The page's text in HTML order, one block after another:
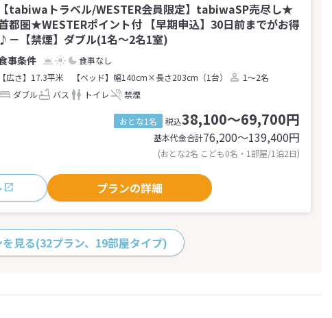
【tabiwaトラベル/WESTER会員限定】tabiwaSP売尽し★
都圏★WESTERポイント付 【早期申込】30日前までがお得
♪－【禁煙】ダブル(1名～2名1室)
食事なし
【広さ】17.3平米
【ベッド】幅140cm×長さ203cm（1台）
1～2名
ダブル
バス トイレ 禁煙
おとな1名 税込38,100～69,700円
基本代金合計76,200〜139,400円
(おとな2名 こども0名・1部屋/1泊2日)
プランの詳細
見る(32プラン、19部屋タイプ)